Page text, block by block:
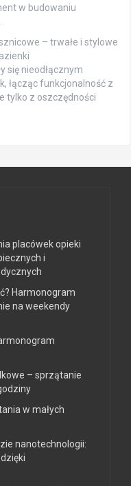
w budowaniu
– trwałe i stylowe
się nieodłącznym
łącząc funkcjonalność z
tylko z oszczędności
placówek opieki
i
Harmonogram
na weekendy
– sprzątanie
w małych
nanotechnologii: